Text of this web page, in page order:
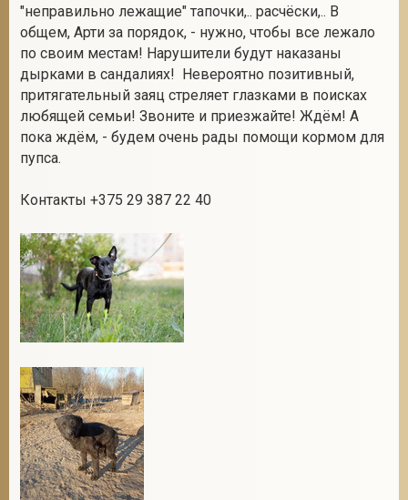
"неправильно лежащие" тапочки,.. расчёски,.. В
общем, Арти за порядок, - нужно, чтобы все лежало
по своим местам! Нарушители будут наказаны
дырками в сандалиях! Невероятно позитивный,
притягательный заяц стреляет глазками в поисках
любящей семьи! Звоните и приезжайте! Ждём! А
пока ждём, - будем очень рады помощи кормом для
пупса.
Контакты +375 29 387 22 40